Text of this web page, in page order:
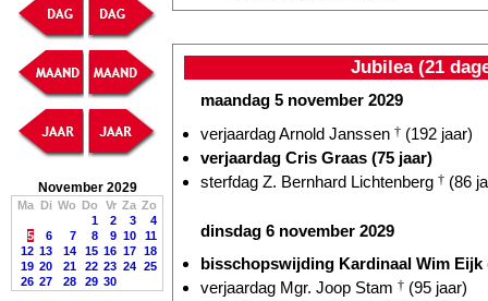
November 2029
Ma Di Wo Do Vr Za Zo
1
2 3
4
5
6 7 8 9 10
11
12 13 14 15 16 17 18
19 20 21 22 23 24 25
26 27 28 29 30
Jubilea (21
maandag 5 november 2029
verjaardag Arnold Janssen † (192 jaar)
verjaardag Cris Graas (75 jaar)
sterfdag Z. Bernhard Lichtenberg † (86
dinsdag 6 november 2029
bisschopswijding Kardinaal Wim Eijk
verjaardag Mgr. Joop Stam † (95 jaar)